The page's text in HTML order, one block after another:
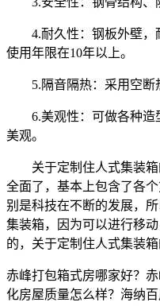
4.耐久性：钢板外壁，
使用年限在10年以上。
5.隔音隔热：采用空断
6.美观性：可做各种造
美观。
关于定制住人式集装
全面了，基本上包含了各
别是科技在不断的发展，
集装箱，因为可以进行移
的，关于定制住人式集装
赤峰打包箱式房哪家好？
化房屋质量怎么样？海纳